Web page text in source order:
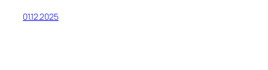
01.12.2025